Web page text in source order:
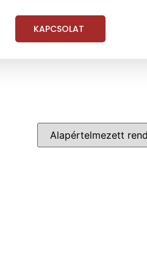
KAPCSOLAT